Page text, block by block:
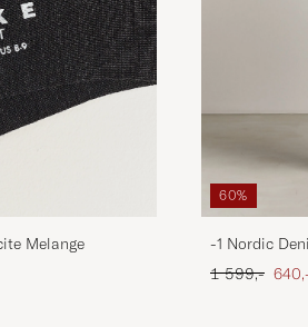
Melange
60%
-1 Nordic
Ordinær pris
1 599,-